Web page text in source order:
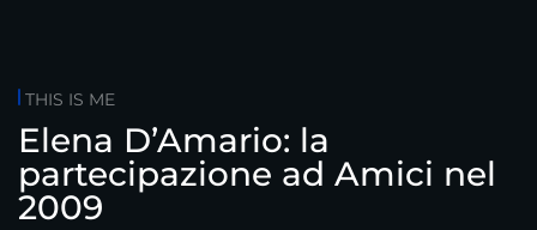
THIS IS ME
Elena D’Amario: la
partecipazione ad Amici nel
2009